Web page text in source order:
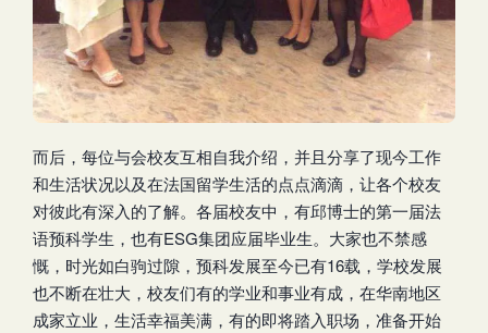
而后，每位与会校友互相自我介绍，并且分享了现今工作
和生活状况以及在法国留学生活的点点滴滴，让各个校友
对彼此有深入的了解。各届校友中，有邱博士的第一届法
语预科学生，也有ESG集团应届毕业生。大家也不禁感
慨，时光如白驹过隙，预科发展至今已有16载，学校发展
也不断在壮大，校友们有的学业和事业有成，在华南地区
成家立业，生活幸福美满，有的即将踏入职场，准备开始